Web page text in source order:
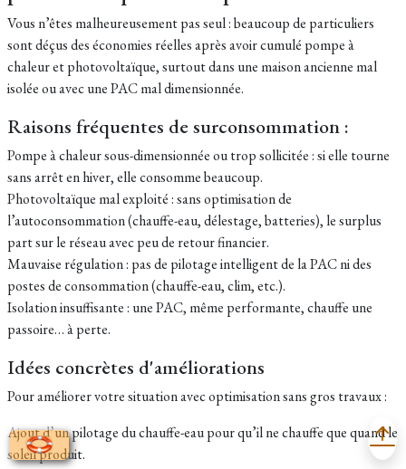
Vous n’êtes malheureusement pas seul : beaucoup de particuliers
sont déçus des économies réelles après avoir cumulé pompe à
chaleur et photovoltaïque, surtout dans une maison ancienne mal
isolée ou avec une PAC mal dimensionnée.
Raisons fréquentes de surconsommation :
Pompe à chaleur sous-dimensionnée ou trop sollicitée : si elle tourne
sans arrêt en hiver, elle consomme beaucoup.
Photovoltaïque mal exploité : sans optimisation de
l’autoconsommation (chauffe-eau, délestage, batteries), le surplus
part sur le réseau avec peu de retour financier.
Mauvaise régulation : pas de pilotage intelligent de la PAC ni des
postes de consommation (chauffe-eau, clim, etc.).
Isolation insuffisante : une PAC, même performante, chauffe une
passoire… à perte.
Idées concrètes d'améliorations
Pour améliorer votre situation avec optimisation sans gros travaux :
Ajout d’un pilotage du chauffe-eau pour qu’il ne chauffe que quand le
soleil produit.